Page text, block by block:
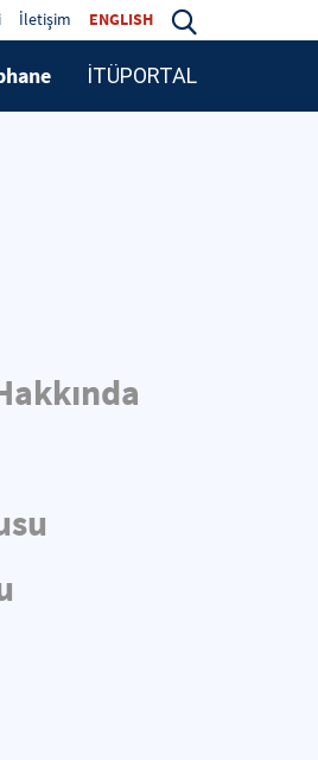
İletişim ENGLISH
İTÜPORTAL